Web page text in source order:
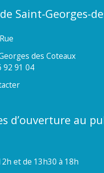
Saint-Georges-
des Coteaux
92 91 04
d’ouverture au
et de 13h30 à 18h